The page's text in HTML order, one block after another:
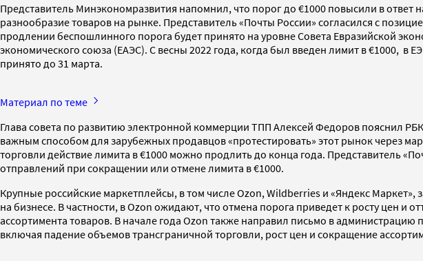
Представитель Минэкономразвития напомнил, что порог до €1000 повысили в
разнообразие товаров на рынке. Представитель «Почты России» согласился с
продлении беспошлинного порога будет принято на уровне Совета Евразийской
экономического союза (ЕАЭС). С весны 2022 года, когда был введен лимит в €1000,
принято до 31 марта.
Материал по теме
Глава совета по развитию электронной коммерции ТПП Алексей Федоров пояснил
важным способом для зарубежных продавцов «протестировать» этот рынок через
торговли действие лимита в €1000 можно продлить до конца года. Представитель
отправлений при сокращении или отмене лимита в €1000.
Крупные российские маркетплейсы, в том числе Ozon, Wildberries и «Яндекс
на бизнесе. В частности, в Ozon ожидают, что отмена порога приведет к росту цен
ассортимента товаров. В начале года Ozon также направил письмо в
включая падение объемов трансграничной торговли, рост цен и сокращение